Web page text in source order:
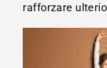
rafforzare